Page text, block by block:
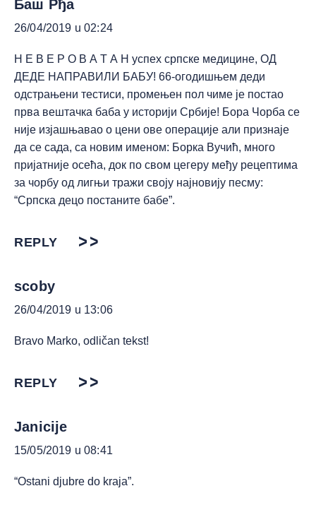
Баш Рђа
26/04/2019 u 02:24
Н Е В Е Р О В А Т А Н успех српске медицине, ОД
ДЕДЕ НАПРАВИЛИ БАБУ! 66-огодишњем деди
одстрањени тестиси, промењен пол чиме је постао
прва вештачка баба у историји Србије! Бора Чорба се
није изјашњавао о цени ове операције али признаје
да се сада, са новим именом: Борка Вучић, много
пријатније осећа, док по свом цегеру међу рецептима
за чорбу од лигњи тражи своју најновију песму:
“Српска децо постаните бабе”.
REPLY
scoby
26/04/2019 u 13:06
Bravo Marko, odličan tekst!
REPLY
Janicije
15/05/2019 u 08:41
“Ostani djubre do kraja”.